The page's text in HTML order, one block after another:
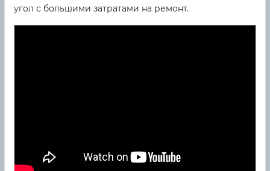
угол с большими затратами на ремонт.